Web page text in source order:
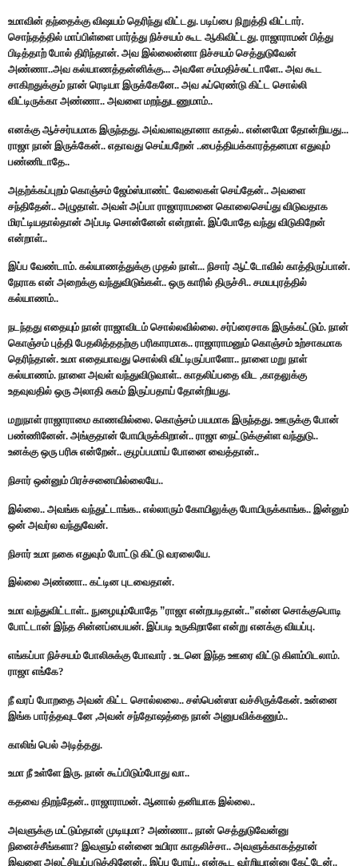
உமாவின் தந்தைக்கு விஷயம் தெரிந்து விட்டது. படிப்பை நிறுத்தி விட்டார்.
சொந்தத்தில் மாப்பிள்ளை பார்த்து நிச்சயம் கூட ஆகிவிட்டது. ராஜாராமன் பித்து
பிடித்தாற் போல் திரிந்தான். அவ இல்லைன்னா நிச்சயம் செத்துடுவேன்
அண்ணா..அவ கல்யாணத்தன்னிக்கு... அவளே சம்மதிச்சுட்டாளே.. அவ கூட
சாகிறதுக்கும் நான் ரெடியா இருக்கேனே.. அவ ஃப்ரெண்டு கிட்ட சொல்லி
விட்டிருக்கா அண்ணா.. அவளை மறந்துடணுமாம்..
எனக்கு ஆச்சர்யமாக இருந்தது. அவ்வளவுதானா காதல்.. என்னமோ தோன்றியது...
ராஜா நான் இருக்கேன்.. எதாவது செய்யறேன் ..பைத்தியக்காரத்தனமா எதுவும்
பண்ணிடாதே..
அதற்க்கப்புறம் கொஞ்சம் ஜேம்ஸ்பாண்ட் வேலைகள் செய்தேன்.. அவளை
சந்திதேன்.. அழுதாள். அவள் அப்பா ராஜாராமனை கொலைசெய்து விடுவதாக
மிரட்டியதால்தான் அப்படி சொன்னேன் என்றாள். இப்போதே வந்து விடுகிறேன்
என்றாள்..
இப்ப வேண்டாம். கல்யாணத்துக்கு முதல் நாள்... நிசார் ஆட்டோவில் காத்திருப்பான்.
நேராக என் அறைக்கு வந்துவிடுங்கள்.. ஒரு காரில் திருச்சி.. சமயபுரத்தில்
கல்யாணம்..
நடந்தது எதையும் நான் ராஜாவிடம் சொல்லவில்லை. சர்ப்ரைசாக இருக்கட்டும். நான்
கொஞ்சம் புத்தி பேதலித்ததற்கு பரிகாரமாக.. ராஜாராமனும் கொஞ்சம் உற்சாகமாக
தெரிந்தான். உமா எதையாவது சொல்லி விட்டிருப்பாளோ.. நாளை மறு நாள்
கல்யாணம். நாளை அவள் வந்துவிடுவாள்.. காதலிப்பதை விட ,காதலுக்கு
உதவுவதில் ஒரு அலாதி சுகம் இருப்பதாய் தோன்றியது.
மறுநாள் ராஜாராமை காணவில்லை. கொஞ்சம் பயமாக இருந்தது. ஊருக்கு போன்
பண்ணினேன். அங்குதான் போயிருக்கிறான்.. ராஜா நைட்டுக்குள்ள வந்துடு..
உனக்கு ஒரு பரிசு என்றேன்.. குழப்பமாய் போனை வைத்தான்..
நிசார் ஒன்னும் பிரச்சனையில்லையே..
இல்லை.. அவங்க வந்துட்டாங்க.. எல்லாரும் கோயிலுக்கு போயிருக்காங்க.. இன்னும்
ஒன் அவர்ல வந்துவேன்.
நிசார் உமா நகை எதுவும் போட்டு கிட்டு வரலையே.
இல்லை அண்ணா.. கட்டின புடவைதான்.
உமா வந்துவிட்டாள்.. நுழையும்போதே ”ராஜா என்றபடிதான்..”என்ன சொக்குபொடி
போட்டான் இந்த சின்னப்பையன். இப்படி உருகிறாளே என்று எனக்கு வியப்பு.
எங்கப்பா நிச்சயம் போலிசுக்கு போவார் . உடனெ இந்த ஊரை விட்டு கிளம்பிடலாம்.
ராஜா எங்கே?
நீ வரப் போறதை அவன் கிட்ட சொல்லலை.. சஸ்பென்ஸா வச்சிருக்கேன். உன்னை
இங்க பார்த்தவுடனே ,அவன் சந்தோஷத்தை நான் அனுபவிக்கணும்..
காலிங் பெல் அடித்தது.
உமா நீ உள்ளே இரு. நான் கூப்பிடும்போது வா..
கதவை திறந்தேன்.. ராஜாராமன். ஆனால் தனியாக இல்லை..
அவளுக்கு மட்டும்தான் முடியுமா? அண்ணா.. நான் செத்துடுவேன்னு
நினைச்சீங்களா? இவளும் என்னை உயிரா காதலிச்சா.. அவளுக்காகத்தான்
இவளை அலட்சியப்படுத்தினேன்.. இப்ப போய்.. என்கூட வர்றியான்னு கேட்டேன்..